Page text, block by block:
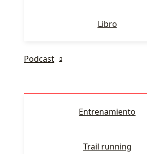
Libro
Podcast
Entrenamiento
Trail running